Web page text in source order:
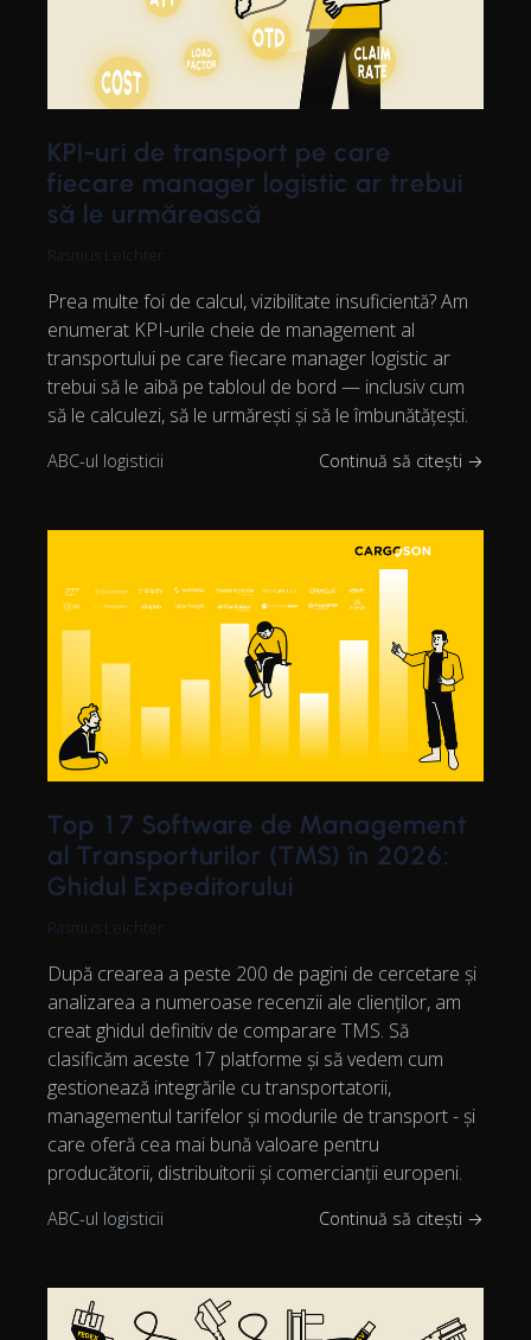
KPI-uri de transport pe care
fiecare manager logistic ar trebui
să le urmărească
Rasmus Leichter
Prea multe foi de calcul, vizibilitate insuficientă? Am
enumerat KPI-urile cheie de management al
transportului pe care fiecare manager logistic ar
trebui să le aibă pe tabloul de bord — inclusiv cum
să le calculezi, să le urmărești și să le îmbunătățești.
ABC-ul logisticii Continuă să citești →
Top 17 Software de Management
al Transporturilor (TMS) în 2026:
Ghidul Expeditorului
Rasmus Leichter
După crearea a peste 200 de pagini de cercetare și
analizarea a numeroase recenzii ale clienților, am
creat ghidul definitiv de comparare TMS. Să
clasificăm aceste 17 platforme și să vedem cum
gestionează integrările cu transportatorii,
managementul tarifelor și modurile de transport - și
care oferă cea mai bună valoare pentru
producătorii, distribuitorii și comercianții europeni.
ABC-ul logisticii Continuă să citești →